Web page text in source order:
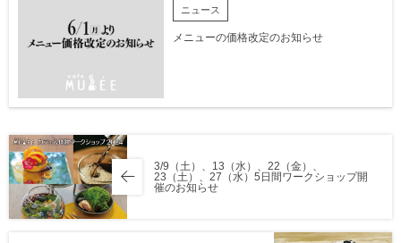
ニュース
メニューの価格改定のお知らせ
3/9（土）、13（水）、22（金）、
23（土）、27（水）5日間ワークショップ開
催のお知らせ